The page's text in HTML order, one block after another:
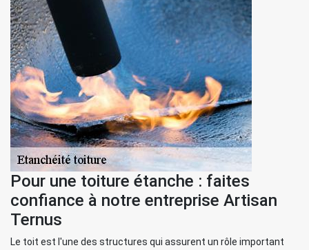
Pour une toiture étanche : faites
confiance à notre entreprise Artisan
Ternus
Le toit est l'une des structures qui assurent un rôle important